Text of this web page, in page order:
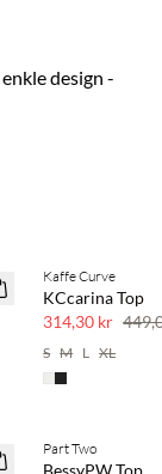
design -
SAVE20
Kaffe Curve
KCcarina Top
314,30 kr
S M L XL
SAVE20
Part Two
BessyPW Top